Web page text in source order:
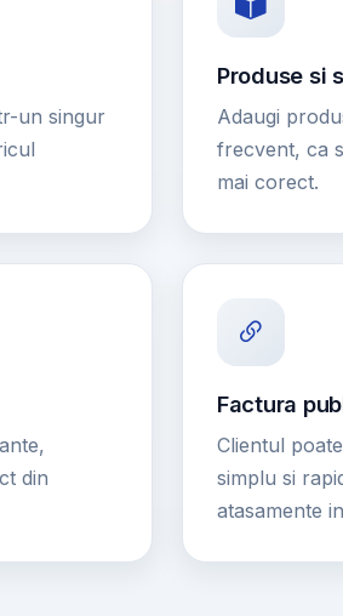
un singur
Produse si
Adaugi
frecvent, ca
mai corect.
din
Factura
Clientul
simplu si
atasamente